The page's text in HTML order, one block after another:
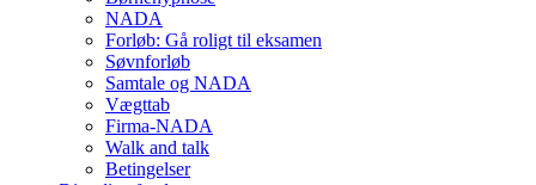
NADA
Forløb: Gå roligt til eksamen
Søvnforløb
Samtale og NADA
Vægttab
Firma-NADA
Walk and talk
Betingelser